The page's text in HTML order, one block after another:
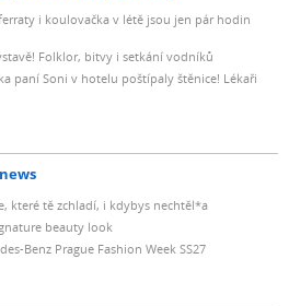
i koulovačka v létě jsou jen pár hodin
Folklor, bitvy i setkání vodníků
paní Soni v hotelu poštípaly štěnice! Lékaři
které tě zchladí, i kdybys nechtěl*a
beauty look
Benz Prague Fashion Week SS27